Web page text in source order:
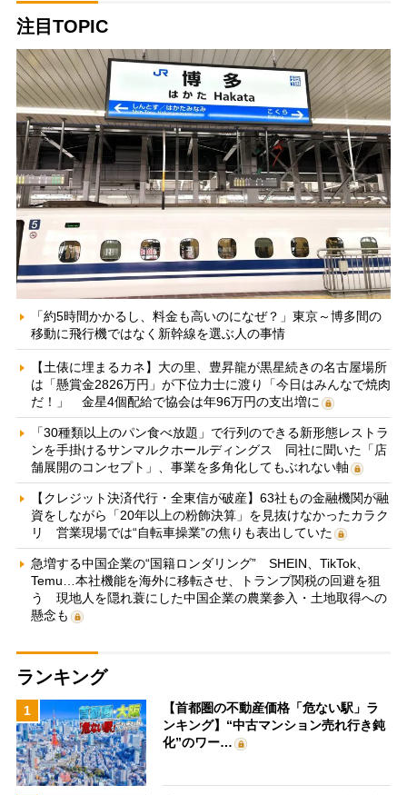
注目TOPIC
「約5時間かかるし、料金も高いのになぜ？」東京～博多間の
移動に飛行機ではなく新幹線を選ぶ人の事情
【土俵に埋まるカネ】大の里、豊昇龍が黒星続きの名古屋場所
は「懸賞金2826万円」が下位力士に渡り「今日はみんなで焼肉
だ！」 金星4個配給で協会は年96万円の支出増に
「30種類以上のパン食べ放題」で行列のできる新形態レストラ
ンを手掛けるサンマルクホールディングス 同社に聞いた「店
舗展開のコンセプト」、事業を多角化してもぶれない軸
【クレジット決済代行・全東信が破産】63社もの金融機関が融
資をしながら「20年以上の粉飾決算」を見抜けなかったカラク
リ 営業現場では“自転車操業”の焦りも表出していた
急増する中国企業の“国籍ロンダリング” SHEIN、TikTok、
Temu…本社機能を海外に移転させ、トランプ関税の回避を狙
う 現地人を隠れ蓑にした中国企業の農業参入・土地取得への
懸念も
ランキング
1
【首都圏の不動産価格「危ない駅」ラ
ンキング】“中古マンション売れ行き鈍
化”のワー…